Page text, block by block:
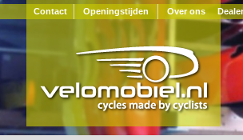
Contact Openingstijden Over ons